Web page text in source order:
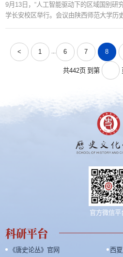
9月13日，“人工智能驱动下的区域国别研
学长安校区举行。会议由陕西师范大学历
智赋能下人工区域国别研究的新路径。
科学处处长柯西钢教授主持，陕西师范
校国别和区域研究工作秘书处主任、...
< 1 6 7 8
共442页 到第
科研平台
《唐史论丛》官网 西
官方微信平